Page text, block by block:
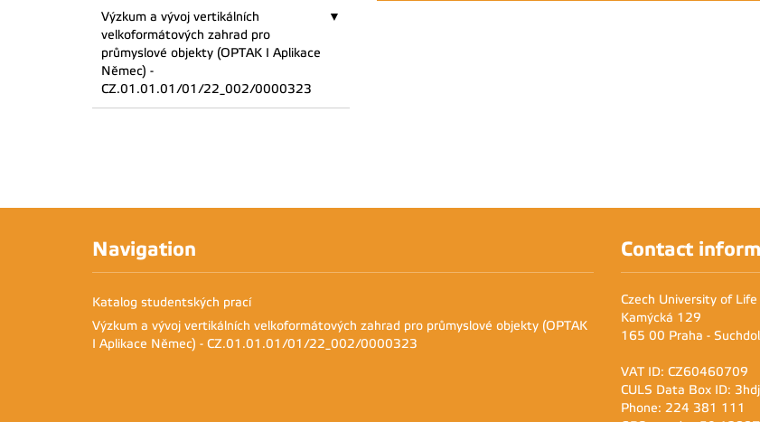
Výzkum a vývoj vertikálních
velkoformátových zahrad pro
průmyslové objekty (OPTAK I Aplikace
Němec) -
CZ.01.01.01/01/22_002/0000323
Navigation
Katalog studentských prací
Výzkum a vývoj vertikálních velkoformátových zahrad pro průmyslové objekty (OPTAK
I Aplikace Němec) - CZ.01.01.01/01/22_002/0000323
Contact
Czech University of
Kamýcká 129
165 00 Praha - Suchdol
VAT ID: CZ60460709
CULS Data Box ID:
Phone: 224 381 111